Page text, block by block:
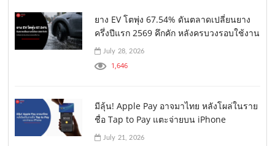
ยาง EV โตพุ่ง 67.54% ดันตลาดเปลี่ยนยาง
ครึ่งปีแรก 2569 คึกคัก หลังครบวงรอบใช้งาน
July 28, 2026
1,646
มีลุ้น! Apple Pay อาจมาไทย หลังโผล่ในราย
ชื่อ Tap to Pay แตะจ่ายบน iPhone
July 21, 2026